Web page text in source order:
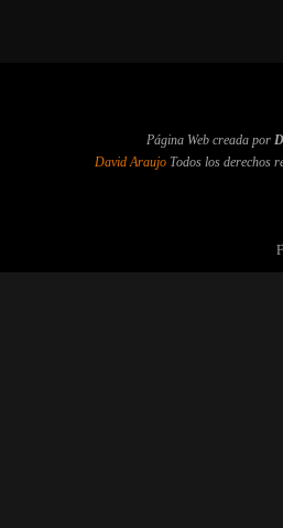
Página Web creada por
David AraujoTodos los derechos